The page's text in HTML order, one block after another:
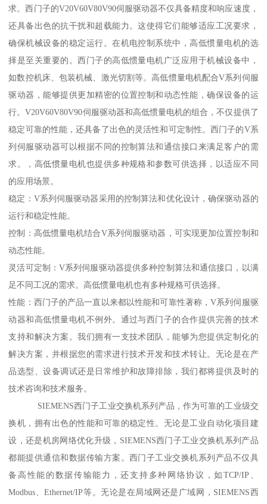
求。西门子的V20V60V80V90伺服驱动器不仅具备精度和响应速度，
还具备出色的抗干扰和超载能力。这使得它们能够适应工况要求，
确保机械设备的稳定运行。在机电控制系统中，高低惯量电机的选
择是至关重要的。西门子的高低惯量电机广泛应用于机械设备中，
如数控机床、包装机械、激光切割等。高低惯量电机配合V系列伺服
驱动器，能够提供更加精密的位置控制和动态性能，确保设备的运
行。V20V60V80V90伺服驱动器和高低惯量电机的组合，不仅提供了
稳定可靠的性能，还具备了出色的灵活性和可定制性。西门子的V系
列伺服驱动器可以根据不同的控制算法和通信接口来满足客户的需
求。，高低惯量电机也提供多种规格和参数可供选择，以适应不同
的应用场景。
稳定：V系列伺服驱动器采用的控制算法和优化设计，确保驱动器的
运行和稳定性能。
控制：高低惯量电机结合V系列伺服驱动器，可实现更加位置控制和
动态性能。
灵活可定制：V系列伺服驱动器提供多种控制算法和通信接口，以满
足不同工况的需求。高低惯量电机也有多种规格可供选择。
性能：西门子的产品一直以来都以性能和可靠性著称，V系列伺服驱
动器和高低惯量电机不例外。通过与西门子的合作提供完善的技术
支持和解决方案。我们拥有一支技术团队，能够为您提供定制化的
解决方案，并根据您的需求进行技术开发和技术转让。无论是在产
品选型、设备调试还是日常维护和故障排除，我们都将提供及时的
技术咨询和技术服务。
SIEMENS西门子工业交换机系列产品，作为可靠的工业级交
换机，拥有出色的性能和可靠的稳定性。无论是工业自动化项目建
设，还是机房网络优化升级，SIEMENS西门子工业交换机系列产品
都能提供通信和数据传输方案。西门子工业交换机系列产品不仅具
备高性能的数据传输能力，还支持多种网络协议，如TCP/IP、
Modbus、Ethernet/IP等。无论是在局域网还是广域网，SIEMENS西